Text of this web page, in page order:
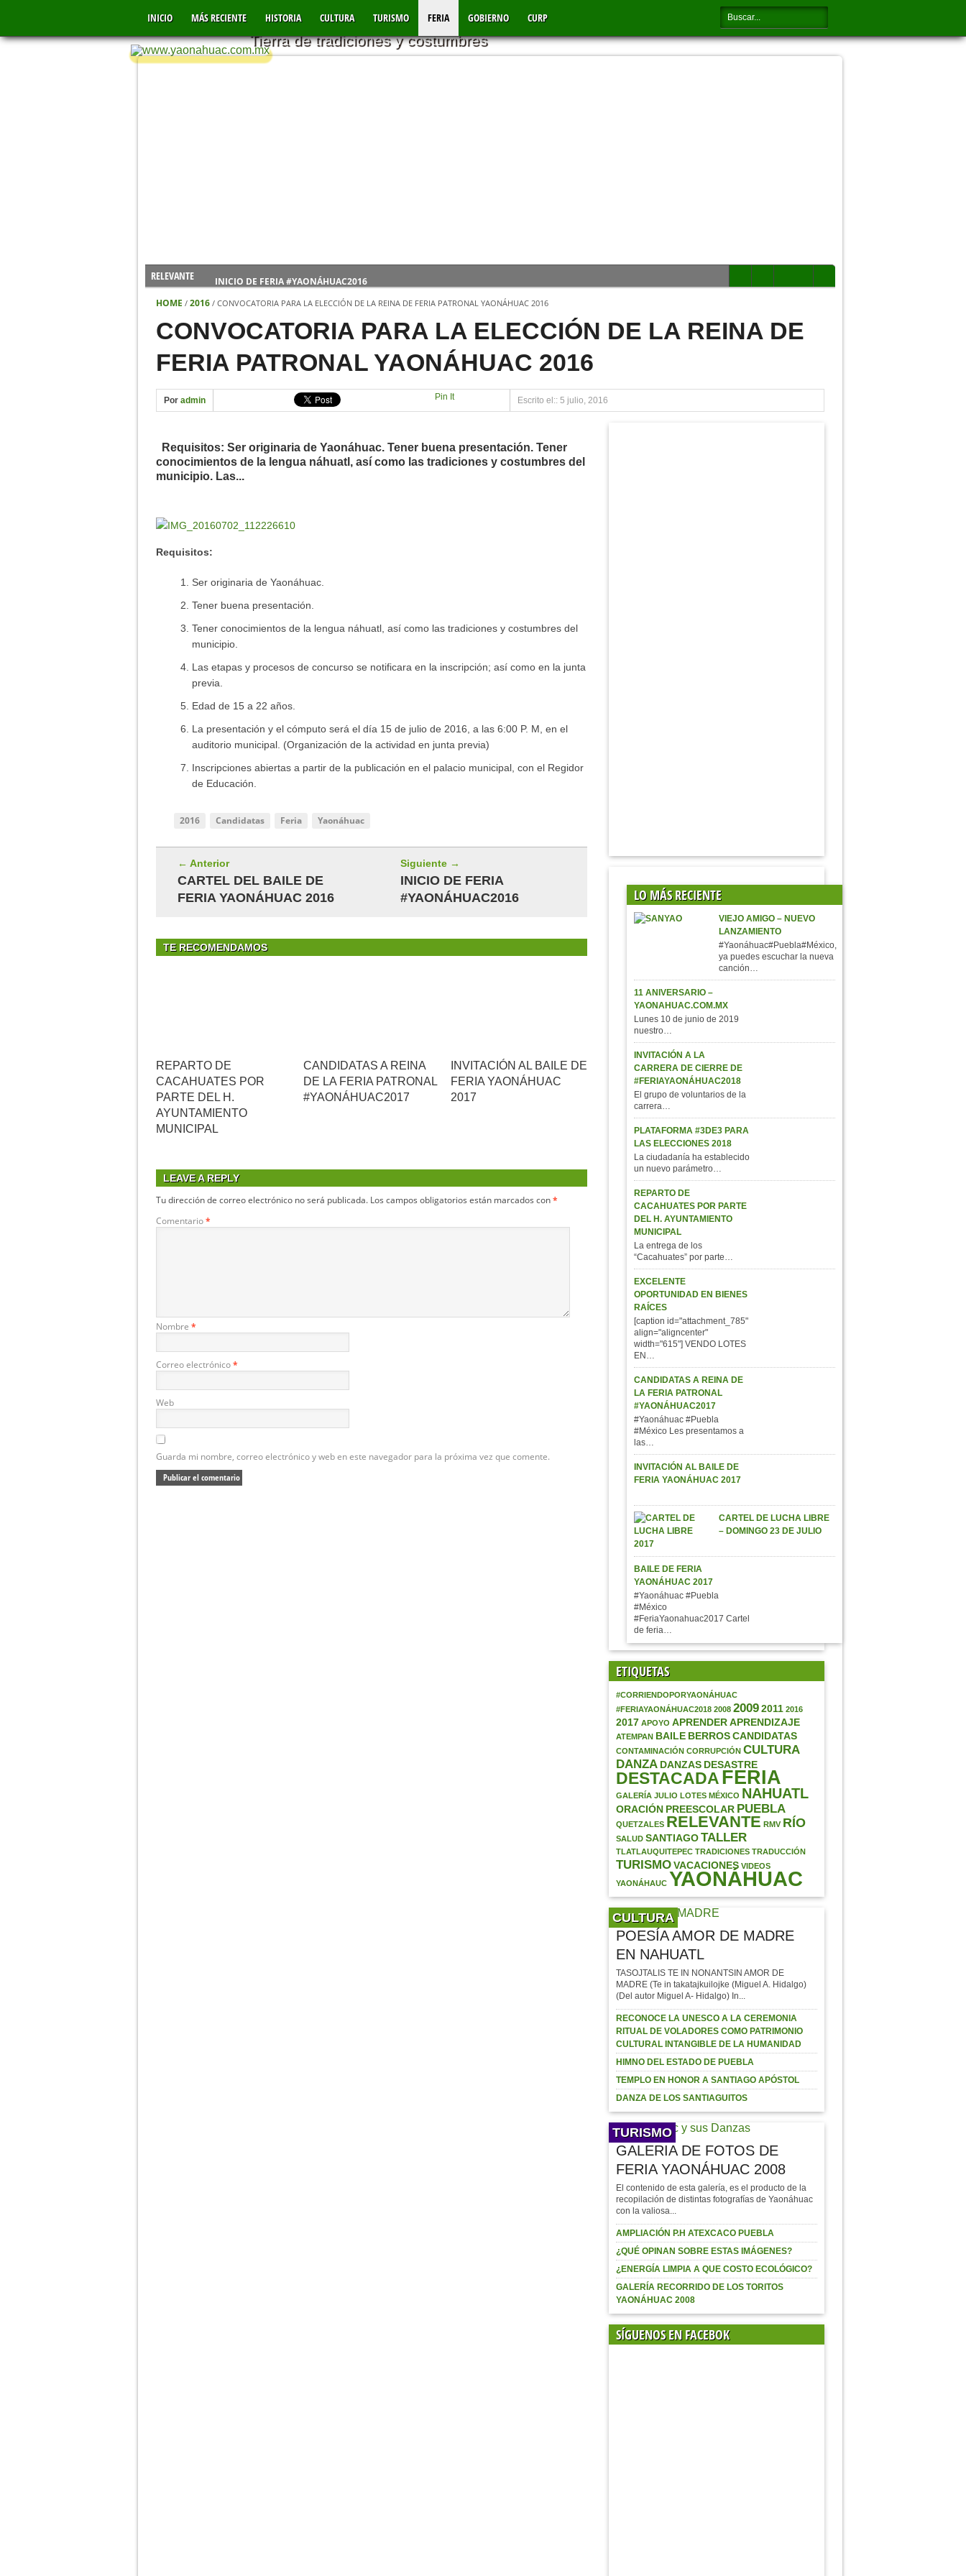
INICIO MÁS RECIENTE HISTORIA CULTURA TURISMO FERIA GOBIERNO CURP
MÉXICO
Tierra de tradiciones y costumbres
RELEVANTE
INICIO DE FERIA #YAONÁHUAC2016
VIDEO DE LOS FUERTES VIENTOS
NUEVO CENTRO DE SALUD EN LA LOCALIDAD DE TEPANTILOYAN YAONÁHUAC PUEBLA
IMÁGENES DE FERIA YAONÁHUAC 2012
DÍA INTERNACIONAL DE LA MUJER
CONTAMINACIÓN DEL RÍO «LOS BERROS»
HOME / 2016 / CONVOCATORIA PARA LA ELECCIÓN DE LA REINA DE FERIA PATRONAL YAONÁHUAC 2016
CONVOCATORIA PARA LA ELECCIÓN DE LA REINA DE
FERIA PATRONAL YAONÁHUAC 2016
Por admin Pin It Escrito el:: 5 julio, 2016
Requisitos: Ser originaria de Yaonáhuac. Tener buena presentación. Tener
conocimientos de la lengua náhuatl, así como las tradiciones y costumbres del
municipio. Las...
Requisitos:
Ser originaria de Yaonáhuac.
Tener buena presentación.
Tener conocimientos de la lengua náhuatl, así como las tradiciones y costumbres del
municipio.
Las etapas y procesos de concurso se notificara en la inscripción; así como en la junta
previa.
Edad de 15 a 22 años.
La presentación y el cómputo será el día 15 de julio de 2016, a las 6:00 P. M, en el
auditorio municipal. (Organización de la actividad en junta previa)
Inscripciones abiertas a partir de la publicación en el palacio municipal, con el Regidor
de Educación.
2016 Candidatas Feria Yaonáhuac
← Anterior
CARTEL DEL BAILE DE
FERIA YAONÁHUAC 2016
Siguiente →
INICIO DE FERIA
#YAONÁHUAC2016
TE RECOMENDAMOS
REPARTO DE
CACAHUATES POR
PARTE DEL H.
AYUNTAMIENTO
MUNICIPAL
CANDIDATAS A REINA
DE LA FERIA PATRONAL
#YAONÁHUAC2017
INVITACIÓN AL BAILE DE
FERIA YAONÁHUAC
2017
LEAVE A REPLY
Tu dirección de correo electrónico no será publicada. Los campos obligatorios están marcados con*
Comentario*
Nombre *
Correo electrónico*
Web
Guarda mi nombre, correo electrónico y web en este navegador para la próxima vez que comente.
LO MÁS RECIENTE
VIEJO AMIGO – NUEVO
LANZAMIENTO
#Yaonáhuac#Puebla#México,
ya puedes escuchar la nueva
canción…
11 ANIVERSARIO –
YAONAHUAC.COM.MX
Lunes 10 de junio de 2019
nuestro…
INVITACIÓN A LA
CARRERA DE CIERRE DE
#FERIAYAONÁHUAC2018
El grupo de voluntarios de la
carrera…
PLATAFORMA #3DE3 PARA
LAS ELECCIONES 2018
La ciudadanía ha establecido
un nuevo parámetro…
REPARTO DE
CACAHUATES POR PARTE
DEL H. AYUNTAMIENTO
MUNICIPAL
La entrega de los
“Cacahuates” por parte…
EXCELENTE
OPORTUNIDAD EN BIENES
RAÍCES
[caption id="attachment_785"
align="aligncenter"
width="615"] VENDO LOTES
EN…
CANDIDATAS A REINA DE
LA FERIA PATRONAL
#YAONÁHUAC2017
#Yaonáhuac #Puebla
#México Les presentamos a
las…
INVITACIÓN AL BAILE DE
FERIA YAONÁHUAC 2017
CARTEL DE LUCHA LIBRE
– DOMINGO 23 DE JULIO
BAILE DE FERIA
YAONÁHUAC 2017
#Yaonáhuac #Puebla
#México
#FeriaYaonahuac2017 Cartel
de feria…
ETIQUETAS
#CORRIENDOPORYAONÁHUAC
#FERIAYAONÁHUAC2018 2008 20092011 2016
2017 APOYO APRENDERAPRENDIZAJE
ATEMPAN BAILE BERROSCANDIDATAS
CONTAMINACIÓN CORRUPCIÓN CULTURA
DANZA DANZAS DESASTRE
DESTACADAFERIA
GALERÍA JULIO LOTES MÉXICO NAHUATL
ORACIÓN PREESCOLAR PUEBLA
QUETZALES RELEVANTE RMV RÍO
SALUD SANTIAGOTALLER
TLATLAUQUITEPEC TRADICIONES TRADUCCIÓN
TURISMOVACACIONES VIDEOS
YAONÁHAUC YAONÁHUAC
CULTURA
POESÍA AMOR DE MADRE
EN NAHUATL
TASOJTALIS TE IN NONANTSIN AMOR DE
MADRE (Te in takatajkuilojke (Miguel A. Hidalgo)
(Del autor Miguel A- Hidalgo) In...
RECONOCE LA UNESCO A LA CEREMONIA
RITUAL DE VOLADORES COMO PATRIMONIO
CULTURAL INTANGIBLE DE LA HUMANIDAD
HIMNO DEL ESTADO DE PUEBLA
TEMPLO EN HONOR A SANTIAGO APÓSTOL
DANZA DE LOS SANTIAGUITOS
TURISMO
GALERIA DE FOTOS DE
FERIA YAONÁHUAC 2008
El contenido de esta galería, es el producto de la
recopilación de distintas fotografías de Yaonáhuac
con la valiosa...
AMPLIACIÓN P.H ATEXCACO PUEBLA
¿QUÉ OPINAN SOBRE ESTAS IMÁGENES?
¿ENERGÍA LIMPIA A QUE COSTO ECOLÓGICO?
GALERÍA RECORRIDO DE LOS TORITOS
YAONÁHUAC 2008
SÍGUENOS EN FACEBOK